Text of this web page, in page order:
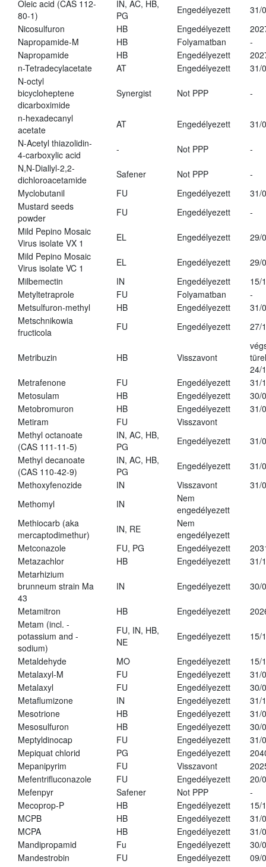
Oleic acid (CAS 112-
80-1)
IN, AC, HB,
PG
Engedélyezett
31/
Nicosulfuron
HB Engedélyezett
Napropamide-M
HB Folyamatban
-
Napropamide
HB Engedélyezett
n-Tetradecylacetate
AT Engedélyezett
31/
N-octyl
bicycloheptene
dicarboximide
Synergist Not PPP -
n-hexadecanyl
acetate
AT Engedélyezett
31/
N-Acetyl thiazolidin-
4-carboxylic acid
- Not PPP
-
N,N-Diallyl-2,2-
dichloroacetamide
Safener Not PPP
-
Myclobutanil
FU Engedélyezett
31/
Mustard seeds
powder
FU Engedélyezett
-
Mild Pepino Mosaic
Virus isolate VX 1
EL Engedélyezett
29/
Mild Pepino Mosaic
Virus isolate VC 1
EL Engedélyezett
29/
Milbemectin
IN Engedélyezett
15/
Metyltetraprole
FU Folyamatban
-
Metsulfuron-methyl
HB Engedélyezett
31/
Metschnikowia
fructicola
FU Engedélyezett 27/
Metribuzin HB Visszavont
24/
Metrafenone
FU Engedélyezett
31/
Metosulam
HB Engedélyezett
30/
Metobromuron
HB Engedélyezett
31/
Metiram
FU
Visszavont
Methyl octanoate
(CAS 111-11-5)
IN, AC, HB,
PG
Engedélyezett
31/
Methyl decanoate
(CAS 110-42-9)
IN, AC, HB,
PG
Engedélyezett
31/
Methoxyfenozide
IN Visszavont
31/
Methomyl
IN
Nem
engedélyezett
Methiocarb (aka
mercaptodimethur)
IN, RE
Nem
engedélyezett
Metconazole
FU, PG Engedélyezett
Metazachlor
HB Engedélyezett
31/
Metarhizium
brunneum strain Ma
43
IN Engedélyezett 30/
Metamitron HB Engedélyezett
Metam (incl. -
potassium and -
sodium)
FU, IN, HB,
NE
Engedélyezett 15/
Metaldehyde MO Engedélyezett
15/
Metalaxyl-M
FU Engedélyezett
31/
Metalaxyl
FU Engedélyezett
30/
Metaflumizone
IN Engedélyezett
31/
Mesotrione
HB Engedélyezett
31/
Mesosulfuron
HB Engedélyezett
30/
Meptyldinocap
FU Engedélyezett
31/
Mepiquat chlorid
PG Engedélyezett
Mepanipyrim
FU Visszavont
Mefentrifluconazole
FU Engedélyezett
20/
Mefenpyr
Safener Not PPP
-
Mecoprop-P
HB Engedélyezett
15/
MCPB
HB Engedélyezett
31/
MCPA
HB Engedélyezett
31/
Mandipropamid
Fu Engedélyezett
30/
Mandestrobin
FU Engedélyezett
09/